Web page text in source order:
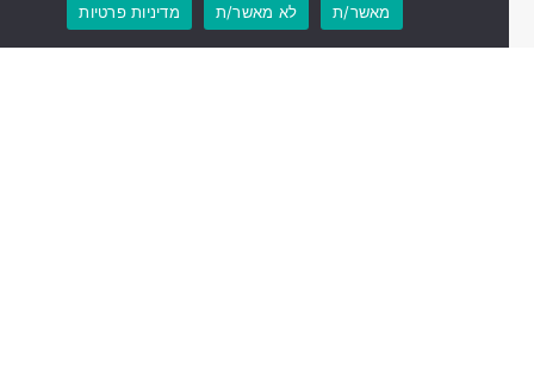
מאשר/ת
לא מאשר/ת מדיניות פרטיות